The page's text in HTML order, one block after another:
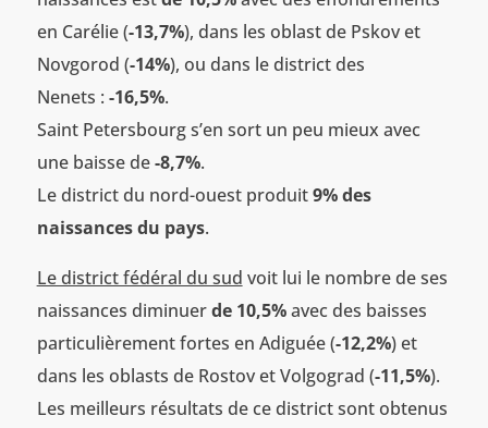
en Carélie (-13,7%), dans les oblast de Pskov et
Novgorod (-14%), ou dans le district des
Nenets : -16,5%.
Saint Petersbourg s’en sort un peu mieux avec
une baisse de-8,7%.
Le district du nord-ouest produit9% des
naissances du pays.
Le district fédéral du sud voit lui le nombre de ses
naissances diminuerde 10,5%avec des baisses
particulièrement fortes en Adiguée (-12,2%) et
dans les oblasts de Rostov et Volgograd (-11,5%).
Les meilleurs résultats de ce district sont obtenus